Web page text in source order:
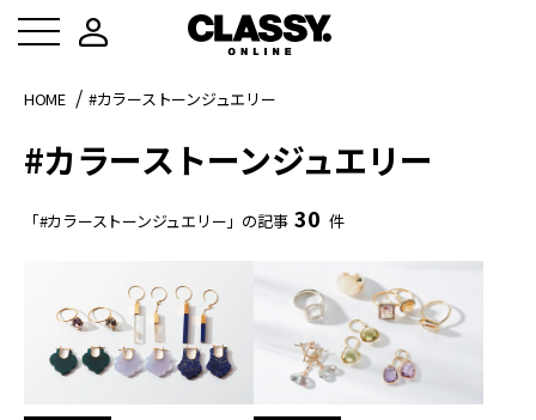
HOME #カラーストーンジュエリー
#カラーストーンジュエリー
「#カラーストーンジュエリー」の記事 30 件